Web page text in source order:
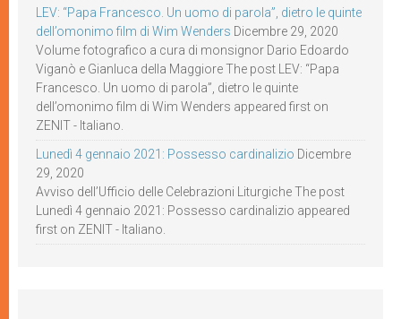
LEV: “Papa Francesco. Un uomo di parola”, dietro le quinte
dell’omonimo film di Wim Wenders Dicembre 29, 2020
Volume fotografico a cura di monsignor Dario Edoardo
Viganò e Gianluca della Maggiore The post LEV: “Papa
Francesco. Un uomo di parola”, dietro le quinte
dell’omonimo film di Wim Wenders appeared first on
ZENIT - Italiano.
Lunedì 4 gennaio 2021: Possesso cardinalizio Dicembre
29, 2020
Avviso dell’Ufficio delle Celebrazioni Liturgiche The post
Lunedì 4 gennaio 2021: Possesso cardinalizio appeared
first on ZENIT - Italiano.